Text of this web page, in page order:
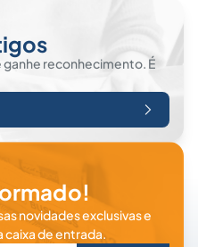
reconhecimento. É
novidades exclusivas e
de entrada.